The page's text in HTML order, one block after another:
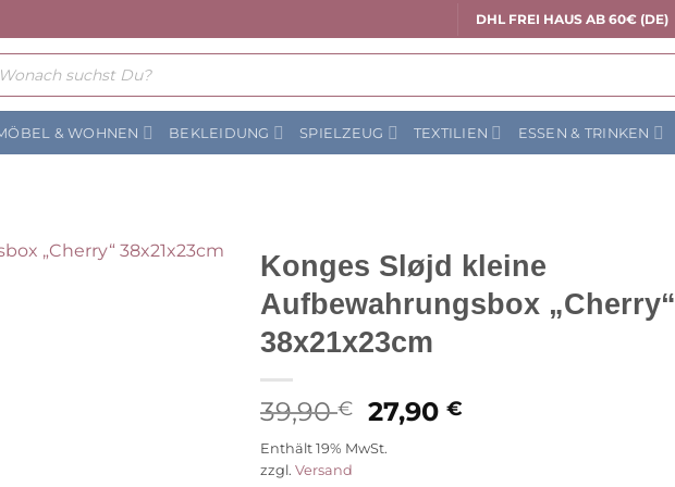
DHL FREI HAUS AB 60€ (DE)
& WOHNEN BEKLEIDUNG SPIELZEUG TEXTILIEN ESSEN & TRINKEN
Konges Sløjd kleine
Aufbewahrungsbox „Cherry“
38x21x23cm
39,90€
Ursprünglicher
Preis
war:
27,90€
Enthält 19% MwSt.
zzgl. Versand